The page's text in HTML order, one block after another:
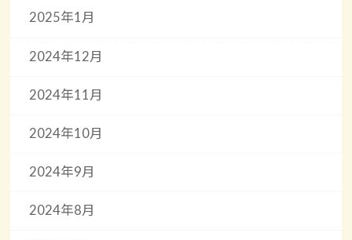
2025年1月
2024年12月
2024年11月
2024年10月
2024年9月
2024年8月